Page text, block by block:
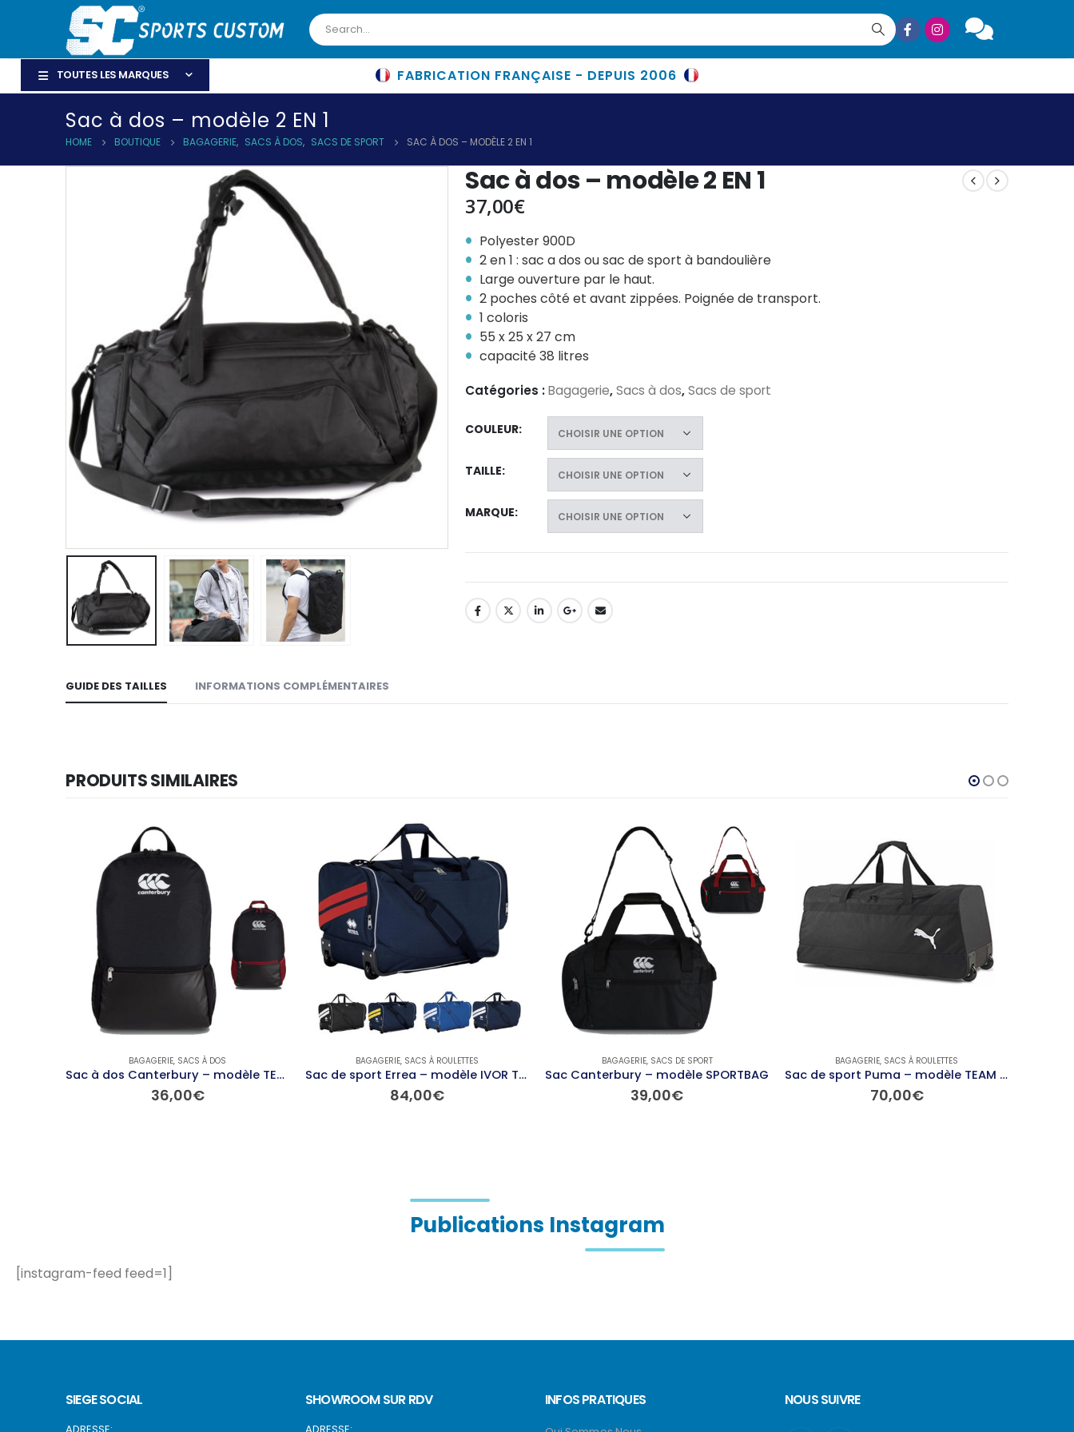
TOUTES LES MARQUES FABRICATION FRANÇAISE - DEPUIS 2006
Sac à dos – modèle 2 EN 1
HOME BOUTIQUE BAGAGERIE, SACS À DOS, SACS DE SPORT SAC À DOS – MODÈLE 2 EN 1
Sac à dos – modèle 2 EN 1
37,00€
Polyester 900D
2 en 1 : sac a dos ou sac de sport à bandoulière
Large ouverture par le haut.
2 poches côté et avant zippées. Poignée de transport.
1 coloris
55 x 25 x 27 cm
capacité 38 litres
Catégories :Bagagerie,Sacs à dos,Sacs de sport
COULEUR
TAILLE
MARQUE
GUIDE DES TAILLES INFORMATIONS COMPLÉMENTAIRES
PRODUITS SIMILAIRES
BAGAGERIE, SACS À DOS
Sac à dos Canterbury – modèle TEAM
36,00€
BAGAGERIE, SACS À ROULETTES
Sac de sport Errea – modèle IVOR TROL
84,00€
BAGAGERIE, SACS DE SPORT
Sac Canterbury – modèle SPORTBAG
39,00€
BAGAGERIE, SACS À ROULETTES
Sac de sport Puma – modèle TEAM WHEEL
70,00€
Publications Instagram
[instagram-feed feed=1]
SIEGE SOCIAL SHOWROOM SUR RDV INFOS PRATIQUES NOUS SUIVRE